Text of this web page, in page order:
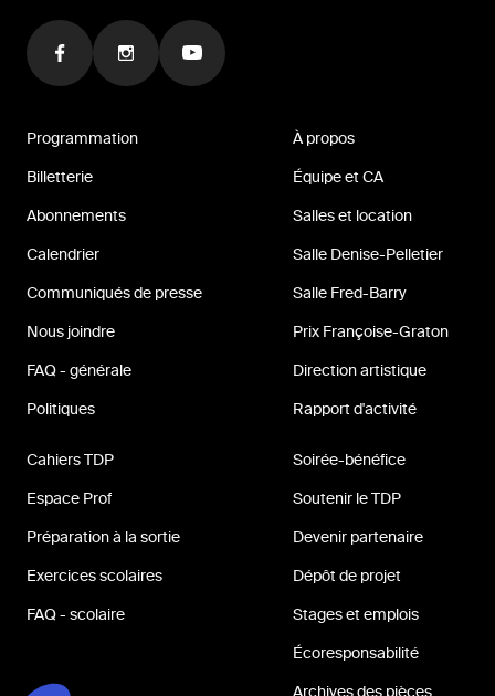
Programmation
Billetterie
Abonnements
Calendrier
Communiqués de presse
Nous joindre
FAQ - générale
Politiques
À propos
Équipe et CA
Salles et location
Salle Denise-Pelletier
Salle Fred-Barry
Prix Françoise-Graton
Direction artistique
Rapport d'activité
Cahiers TDP
Espace Prof
Préparation à la sortie
Exercices scolaires
FAQ - scolaire
Soirée-bénéfice
Soutenir le TDP
Devenir partenaire
Dépôt de projet
Stages et emplois
Écoresponsabilité
Archives des pièces